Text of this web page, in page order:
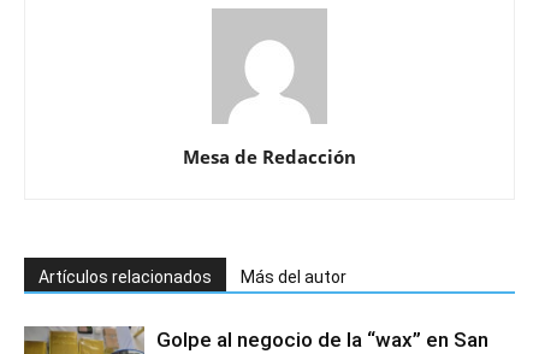
Mesa de Redacción
Artículos relacionados Más del autor
Golpe al negocio de la “wax” en San